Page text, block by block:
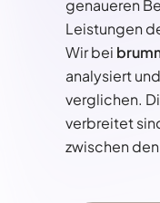
genaueren
Leistungen
Wir bei
analysiert
verglichen.
verbreitet
zwischen